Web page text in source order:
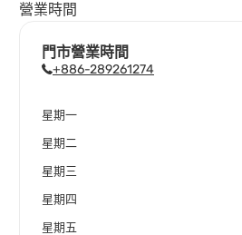
營業時間
門市營業時間
+886-289261274
星期一
星期二
星期三
星期四
星期五